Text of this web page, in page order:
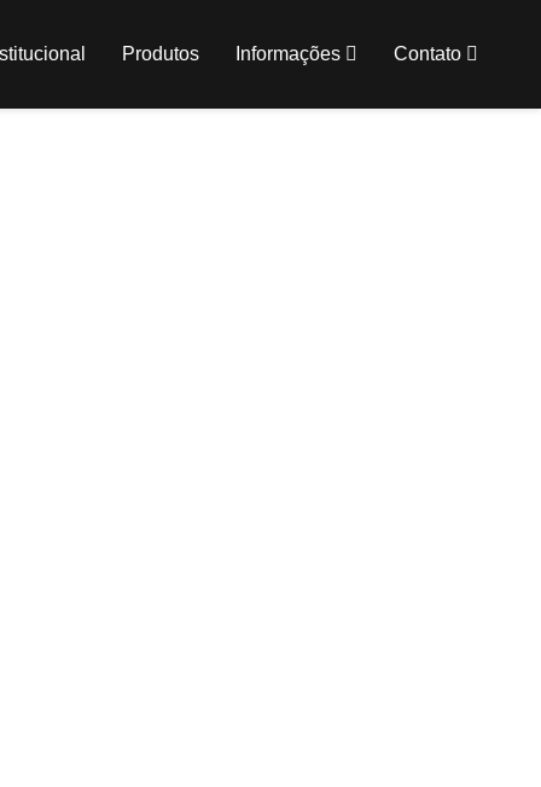
Produtos Informações Contato